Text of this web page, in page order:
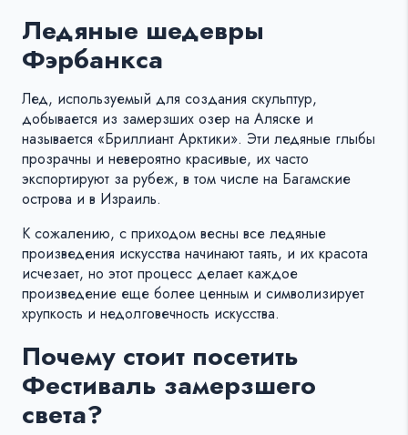
Ледяные шедевры
Фэрбанкса
Лед, используемый для создания скульптур,
добывается из замерзших озер на Аляске и
называется «Бриллиант Арктики». Эти ледяные глыбы
прозрачны и невероятно красивые, их часто
экспортируют за рубеж, в том числе на Багамские
острова и в Израиль.
К сожалению, с приходом весны все ледяные
произведения искусства начинают таять, и их красота
исчезает, но этот процесс делает каждое
произведение еще более ценным и символизирует
хрупкость и недолговечность искусства.
Почему стоит посетить
Фестиваль замерзшего
света?